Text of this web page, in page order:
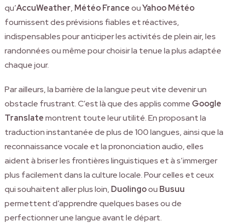
qu’AccuWeather, Météo FranceouYahoo Météo
fournissent des prévisions fiables et réactives,
indispensables pour anticiper les activités de plein air, les
randonnées ou même pour choisir la tenue la plus adaptée
chaque jour.
Par ailleurs, la barrière de la langue peut vite devenir un
obstacle frustrant. C’est là que des applis comme Google
Translatemontrent toute leur utilité. En proposant la
traduction instantanée de plus de 100 langues, ainsi que la
reconnaissance vocale et la prononciation audio, elles
aident à briser les frontières linguistiques et à s’immerger
plus facilement dans la culture locale. Pour celles et ceux
qui souhaitent aller plus loin, Duolingoou Busuu
permettent d’apprendre quelques bases ou de
perfectionner une langue avant le départ.